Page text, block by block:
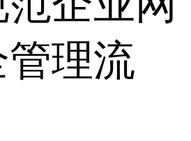
理流